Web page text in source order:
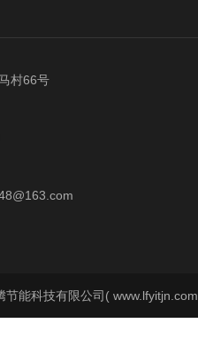
村66号
节能科技有限公司(